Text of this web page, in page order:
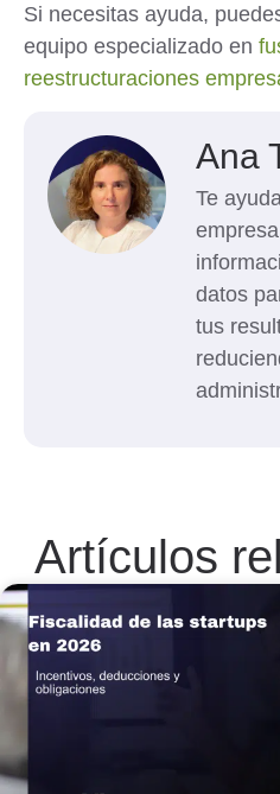
Si necesitas ayuda,
equipo especializado en
reestructuraciones
Ana
Te
datos
tus
Artículos